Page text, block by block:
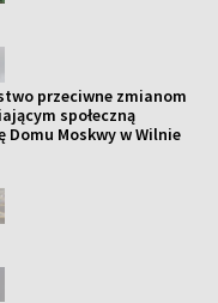
przeciwne zmianom
społeczną
Domu Moskwy w Wilnie